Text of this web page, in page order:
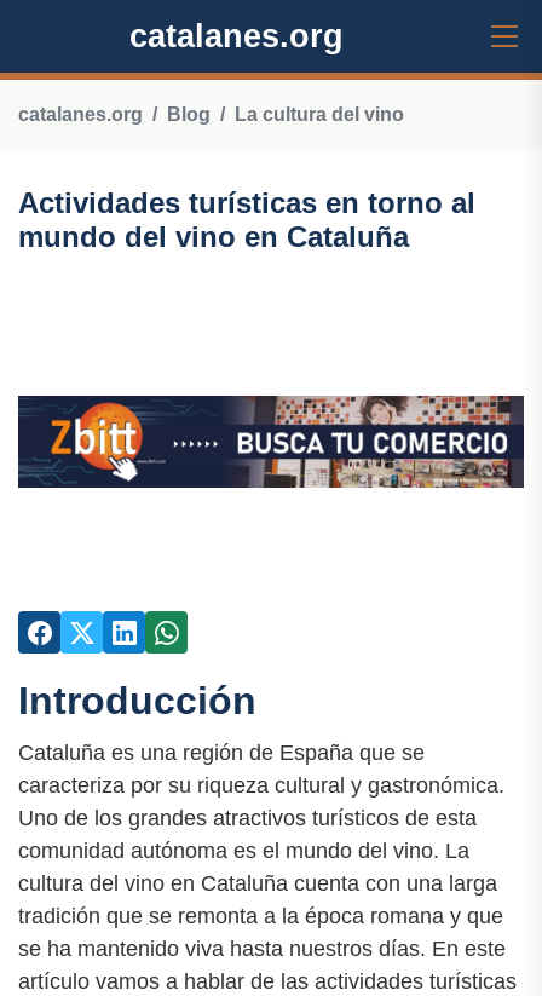
catalanes.org
catalanes.org Blog La cultura del vino
Actividades turísticas en torno al
mundo del vino en Cataluña
Introducción
Cataluña es una región de España que se
caracteriza por su riqueza cultural y gastronómica.
Uno de los grandes atractivos turísticos de esta
comunidad autónoma es el mundo del vino. La
cultura del vino en Cataluña cuenta con una larga
tradición que se remonta a la época romana y que
se ha mantenido viva hasta nuestros días. En este
artículo vamos a hablar de las actividades turísticas